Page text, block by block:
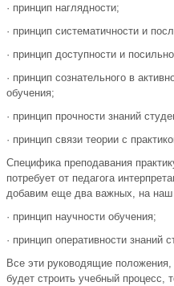
· принцип наглядности;
· принцип систематичности и
· принцип доступности и
· принцип сознательного в
обучения;
· принцип прочности знаний
· принцип связи теории с
Специфика преподавания
потребует от педагога
добавим еще два важных, на наш
· принцип научности обучения;
· принцип оперативности знаний
Все эти руководящие
будет строить учебный процесс,